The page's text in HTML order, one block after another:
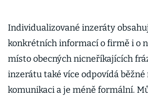
Individualizované inzeráty
konkrétních informací o firmě i o
místo obecných nicneříkajících
inzerátu také více odpovídá
komunikaci a je méně formální.